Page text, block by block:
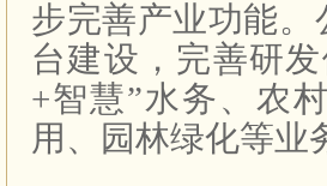
步完善产业功能
台建设，完善研
+智慧”水务、农
用、园林绿化等业